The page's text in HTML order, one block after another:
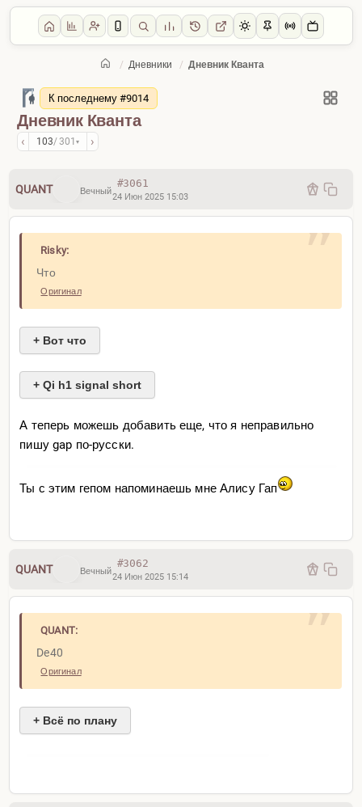
/ Дневники / Дневник Кванта
Главная / Дневники
Дневник Кванта
‹ 103/ 301▾ ›
К последнему #9014
QUANT Вечный
#3061
24 Июн 2025 15:03
Risky:
Что
Оригинал
+ Вот что
+ Qi h1 signal short
А теперь можешь добавить еще, что я неправильно
пишу gap по-русски.
Ты с этим гепом напоминаешь мне Алису Гап
QUANT Вечный
#3062
24 Июн 2025 15:14
QUANT:
De40
Оригинал
+ Всё по плану